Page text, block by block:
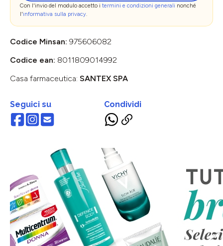
Con l'invio del modulo accetto i termini e condizioni generali nonché
l'informativa sulla privacy.
Codice Minsan: 975606082
Codice ean: 8011809014992
Casa farmaceutica: SANTEX SPA
Seguici su Condividi